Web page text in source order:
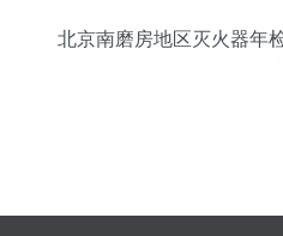
北京南磨房地区灭火器年